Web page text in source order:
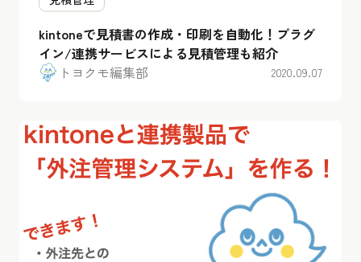
kintoneで見積書の作成・印刷を自動化！プラグ
イン/連携サービスによる見積管理も紹介
トヨクモ編集部
2020.09.07